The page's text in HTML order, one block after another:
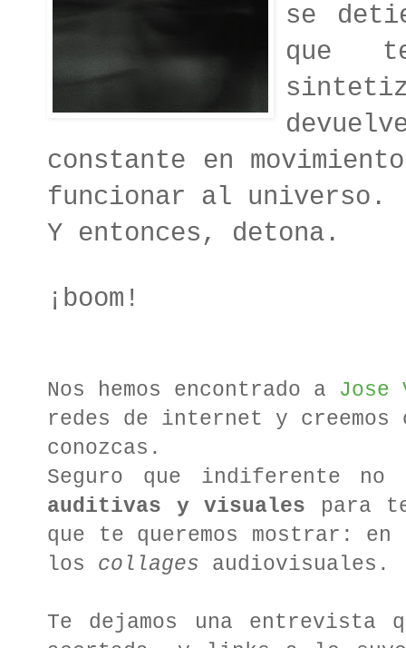
se
que
constante en
funcionar al universo.
Y entonces, detona.
¡boom!
Nos hemos encontrado a
redes de internet y creemos
conozcas.
Seguro que indiferente
auditivas y visuales para
que te queremos mostrar:
los collages audiovisuales.
Te dejamos una entrevista